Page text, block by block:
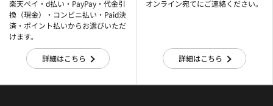
楽天ぺイ・d払い・PayPay・代金引
換（現金）・コンビニ払い・Paid決
済・ポイント払いからお選びいただ
けます。
詳細はこちら
オンライン宛てにご連絡ください。
詳細はこちら